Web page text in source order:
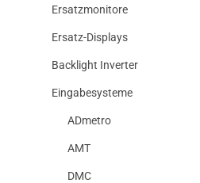
Ersatzmonitore
Ersatz-Displays
Backlight Inverter
Eingabesysteme
ADmetro
AMT
DMC